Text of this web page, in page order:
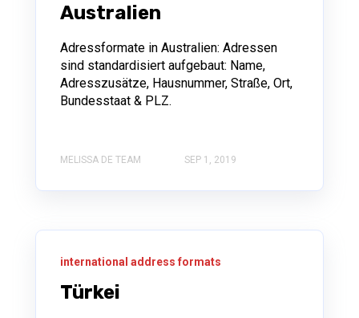
Australien
Adressformate in Australien: Adressen
sind standardisiert aufgebaut: Name,
Adresszusätze, Hausnummer, Straße, Ort,
Bundesstaat & PLZ.
MELISSA DE TEAM SEP 1, 2019
international address formats
Türkei